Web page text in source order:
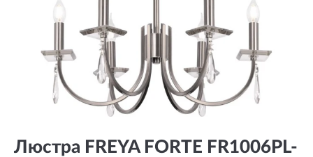
Люстра FREYA FORTE FR1006PL-